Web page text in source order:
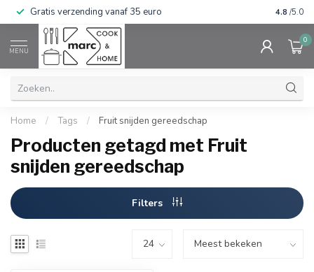
Gratis verzending vanaf 35 euro 4.8 /5.0
MENU
0
Home / Tags / Fruit snijden gereedschap
Producten getagd met Fruit
snijden gereedschap
Filters